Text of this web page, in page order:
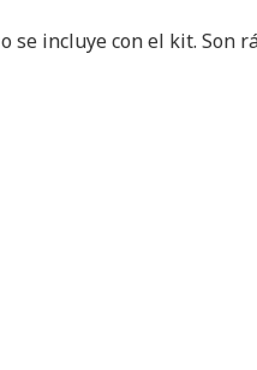
se incluye con el kit. Son